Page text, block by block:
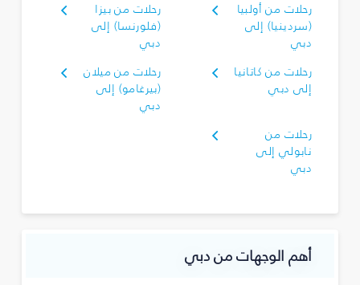
رحلات من أولبيا
(سردينيا) إلى
دبي
رحلات من بيزا
(فلورنسا) إلى
دبي
رحلات من كاتانيا
إلى دبي
رحلات من ميلان
(بيرغامو) إلى
دبي
رحلات من
نابولي إلى
دبي
أهم الوجهات من دبي